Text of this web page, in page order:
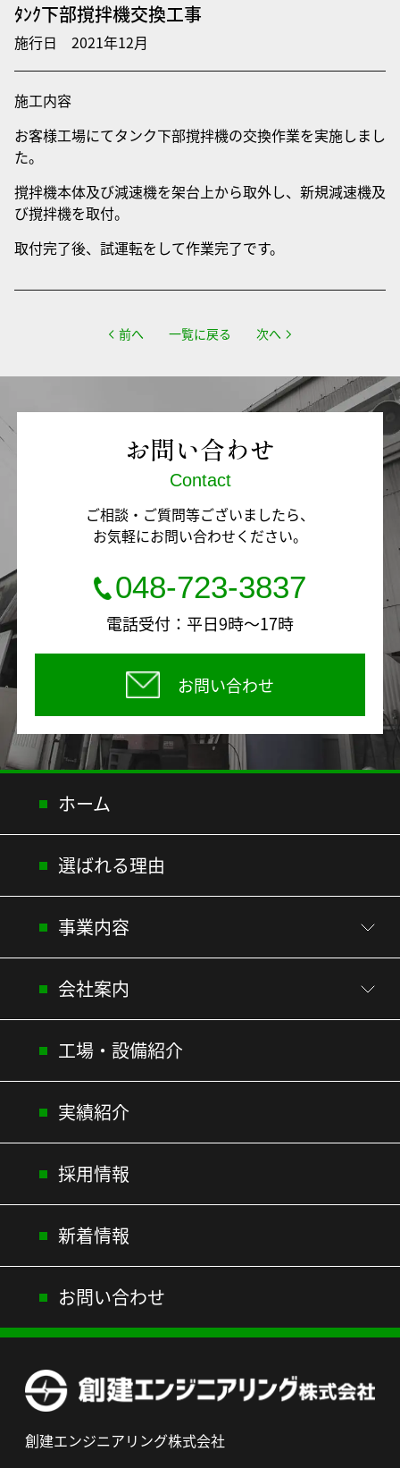
ﾀﾝｸ下部撹拌機交換工事
施行日 2021年12月
施工内容
お客様工場にてタンク下部撹拌機の交換作業を実施しまし
た。
撹拌機本体及び減速機を架台上から取外し、新規減速機及
び撹拌機を取付。
取付完了後、試運転をして作業完了です。
前へ 一覧に戻る 次へ
お問い合わせ
Contact
ご相談・ご質問等ございましたら、
お気軽にお問い合わせください。
048-723-3837
電話受付：平日9時～17時
お問い合わせ
ホーム
選ばれる理由
事業内容
会社案内
工場・設備紹介
実績紹介
採用情報
新着情報
お問い合わせ
創建エンジニアリング株式会社